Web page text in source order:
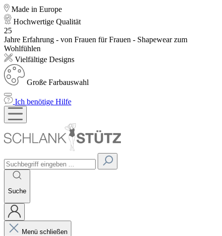
Made in Europe
Hochwertige Qualität
25
Jahre Erfahrung - von Frauen für Frauen - Shapewear zum
Wohlfühlen
Vielfältige Designs
Große Farbauswahl
Ich benötige Hilfe
Suche
Menü schließen